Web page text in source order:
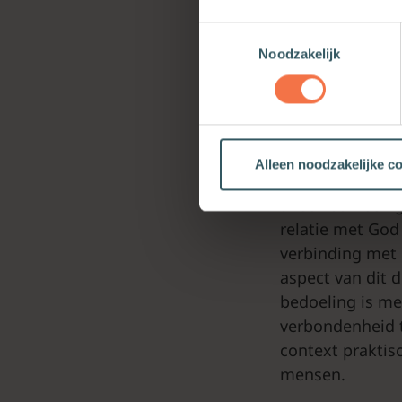
Noodzakelijk
Alleen noodzakelijke
verblijven op
aardse
zonder
volken, tot
Hoe zit dat?
relatie met
verbinding met
aspect van dit
bedoeling is
verbondenheid
context
mensen.